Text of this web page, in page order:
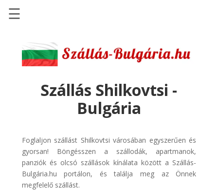
Szállások
Repülőjegy
pénzvisszatérítéssel
Discover
Cars
Transzfer
☰
Szállás Shilkovtsi -
Bulgária
Foglaljon szállást Shilkovtsi városában egyszerűen és
gyorsan! Böngésszen a szállodák, apartmanok,
panziók és olcsó szállások kínálata között a Szállás-
Bulgária.hu portálon, és találja meg az Önnek
megfelelő szállást.